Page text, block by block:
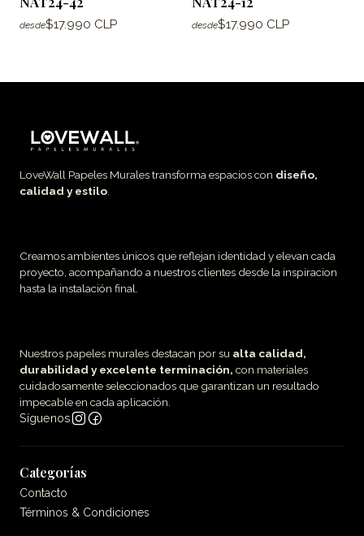
desde$17.990 CLP desde$17.990 CLP
LoveWall Papeles Murales transforma espacios con diseño,
calidad y estilo
Creamos ambientes únicos que reflejan identidad y elevan cada
proyecto, acompañando a nuestros clientes desde la inspiracion
hasta la instalación final.
Nuestros papeles murales destacan por su alta calidad,
durabilidad y excelente terminación, con materiales
cuidadosamente seleccionados que garantizan un resultado
impecable en cada aplicación.
Síguenos
Categorías
Contacto
Términos & Condiciones